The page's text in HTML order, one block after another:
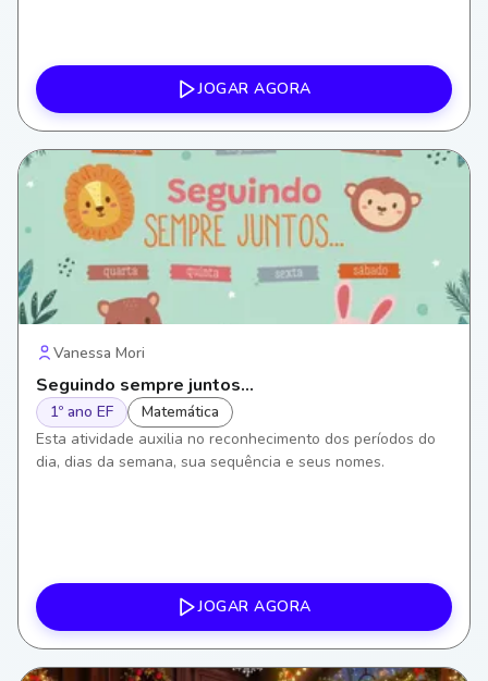
JOGAR AGORA
Vanessa Mori
Seguindo sempre juntos...
1º ano EF
Matemática
Esta atividade auxilia no reconhecimento dos períodos do
dia, dias da semana, sua sequência e seus nomes.
JOGAR AGORA